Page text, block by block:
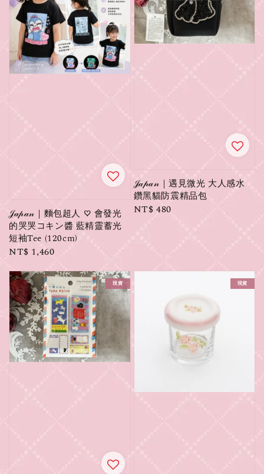
𝒥𝒶𝓅𝒶𝓃｜麵包超人 ♡ 會發光
的哭哭コキン醬 藍精靈蓄光
短袖Tee (120cm)
Regular
NT$ 1,460
𝒥𝒶𝓅𝒶𝓃｜遇見微光 大人感水
鑽黑貓防震精品包
Regular
NT$ 480
現貨 現貨